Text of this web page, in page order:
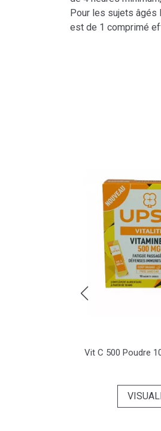
Pour les sujets âgés
est de 1 comprimé
Vit C 500 Poudre